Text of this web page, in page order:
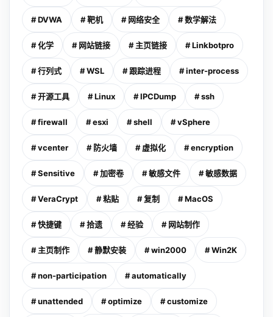
# DVWA # 靶机 # 网络安全 # 数学解法
# 化学 # 网站链接 # 主页链接 # Linkbotpro
# 行列式 # WSL # 跟踪进程 # inter-process
# 开源工具 # Linux # IPCDump # ssh
# firewall # esxi # shell # vSphere
# vcenter # 防火墙 # 虚拟化 # encryption
# Sensitive # 加密卷 # 敏感文件 # 敏感数据
# VeraCrypt # 粘贴 # 复制 # MacOS
# 快捷键 # 拾遗 # 经验 # 网站制作
# 主页制作 # 静默安装 # win2000 # Win2K
# non-participation # automatically
# unattended # optimize # customize